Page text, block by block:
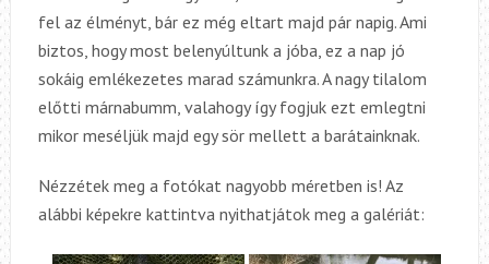
fel az élményt, bár ez még eltart majd pár napig. Ami
biztos, hogy most belenyúltunk a jóba, ez a nap jó
sokáig emlékezetes marad számunkra. A nagy tilalom
előtti márnabumm, valahogy így fogjuk ezt emlegtni
mikor meséljük majd egy sör mellett a barátainknak.
Nézzétek meg a fotókat nagyobb méretben is! Az
alábbi képekre kattintva nyithatjátok meg a galériát: